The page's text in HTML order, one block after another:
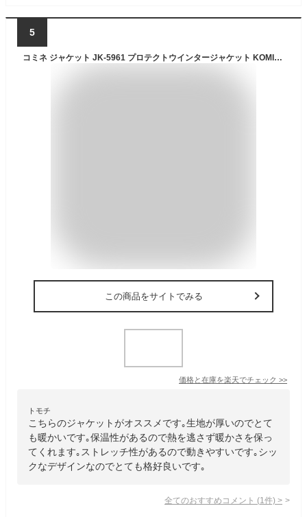
5
コミネ ジャケット JK-5961 プロテクトウインタージャケット KOMINE 07-5961 バイク ジャケット 防寒 CE規格パッド付
この商品をサイトでみる
価格と在庫を楽天でチェック >>
トモチ
こちらのジャケットがオススメです｡生地が厚いのでとて
も暖かいです｡保温性があるので熱を逃さず暖かさを保っ
てくれます｡ストレッチ性があるので動きやすいです｡シッ
クなデザインなのでとても格好良いです｡
全てのおすすめコメント (1 件) >